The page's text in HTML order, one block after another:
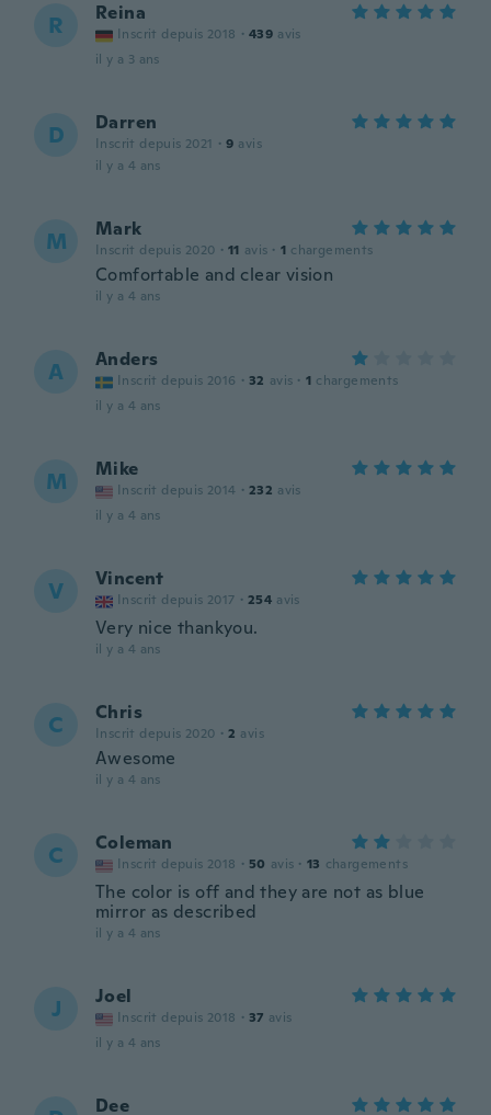
R Reina
Inscrit depuis 2018 · 439 avis
il y a 3 ans
D Darren
Inscrit depuis 2021 · 9 avis
il y a 4 ans
M Mark
Inscrit depuis 2020 · 11 avis · 1 chargements
Comfortable and clear vision
il y a 4 ans
A Anders
Inscrit depuis 2016 · 32 avis · 1 chargements
il y a 4 ans
M Mike
Inscrit depuis 2014 · 232 avis
il y a 4 ans
V Vincent
Inscrit depuis 2017 · 254 avis
Very nice thankyou.
il y a 4 ans
C Chris
Inscrit depuis 2020 · 2 avis
Awesome
il y a 4 ans
C Coleman
Inscrit depuis 2018 · 50 avis · 13 chargements
The color is off and they are not as blue
mirror as described
il y a 4 ans
J Joel
Inscrit depuis 2018 · 37 avis
il y a 4 ans
Dee